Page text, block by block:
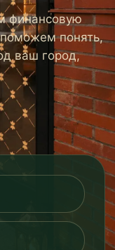
финансовую
понять,
ваш город,